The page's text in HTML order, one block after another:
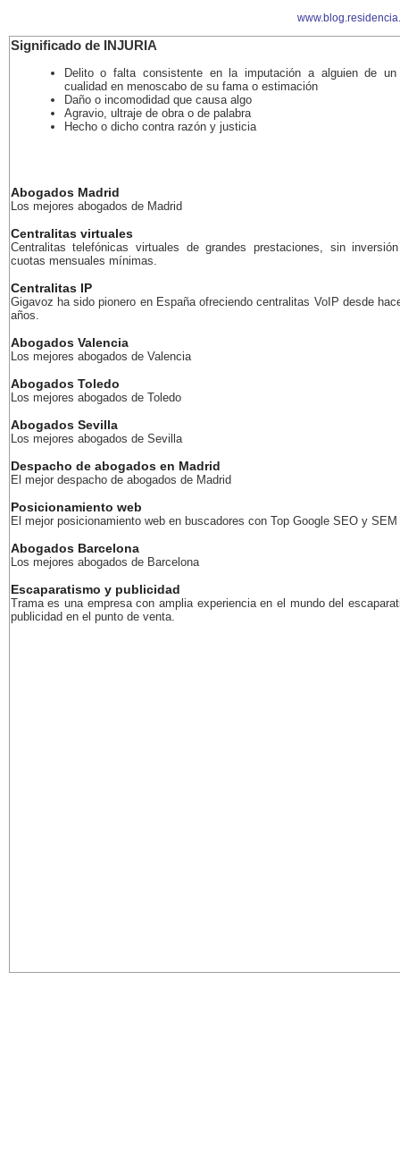
Significado de INJURIA
Delito o falta consistente en la imputación a alguien de
cualidad en menoscabo de su fama o estimación
Daño o incomodidad que causa algo
Agravio, ultraje de obra o de palabra
Hecho o dicho contra razón y justicia
Abogados Madrid
Los mejores abogados de Madrid
Centralitas virtuales
Centralitas telefónicas virtuales de grandes prestaciones, sin
cuotas mensuales mínimas.
Centralitas IP
Gigavoz ha sido pionero en España ofreciendo centralitas VoIP desde
años.
Abogados Valencia
Los mejores abogados de Valencia
Abogados Toledo
Los mejores abogados de Toledo
Abogados Sevilla
Los mejores abogados de Sevilla
Despacho de abogados en Madrid
El mejor despacho de abogados de Madrid
Posicionamiento web
El mejor posicionamiento web en buscadores con Top Google SEO y SEM
Abogados Barcelona
Los mejores abogados de Barcelona
Escaparatismo y publicidad
Trama es una empresa con amplia experiencia en el mundo del
publicidad en el punto de venta.